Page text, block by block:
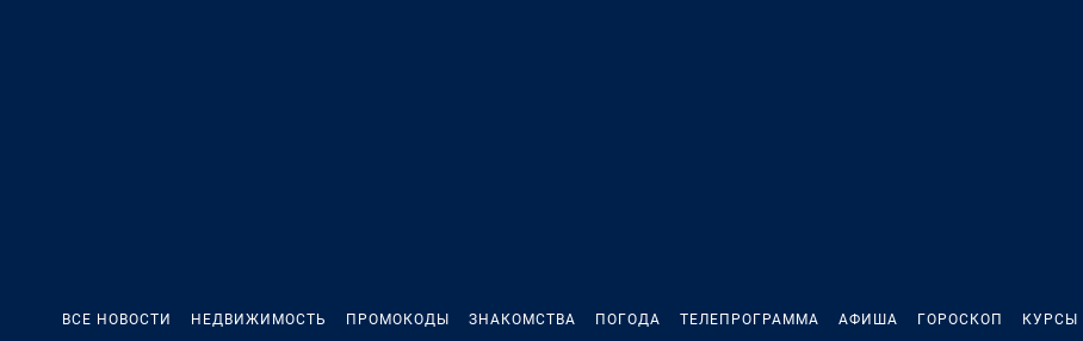
ВСЕ НОВОСТИ НЕДВИЖИМОСТЬ ПРОМОКОДЫ ЗНАКОМСТВА ПОГОДА ТЕЛЕПРОГРАММА АФИША ГОРОСКОП КУРСЫ